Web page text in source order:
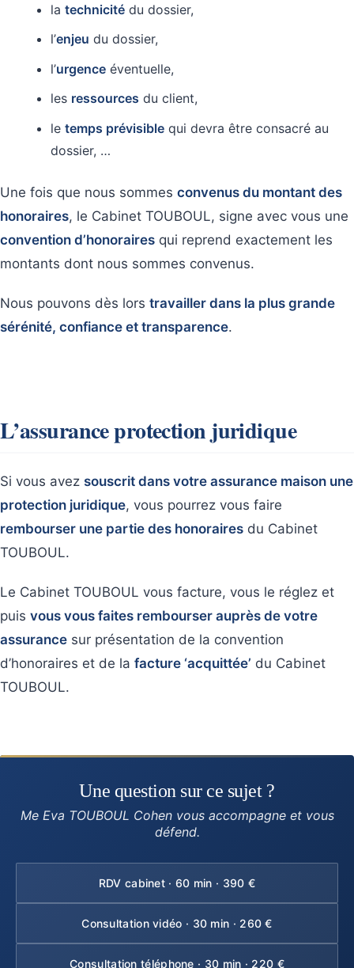
la technicité du dossier,
l’enjeu du dossier,
l’urgence éventuelle,
les ressources du client,
le temps prévisible qui devra être consacré au
dossier, …
Une fois que nous sommes convenus du montant des
honoraires, le Cabinet TOUBOUL, signe avec vous une
convention d’honoraires qui reprend exactement les
montants dont nous sommes convenus.
Nous pouvons dès lors travailler dans la plus grande
sérénité, confiance et transparence.
L’assurance protection juridique
Si vous avez souscrit dans votre assurance maison une
protection juridique, vous pourrez vous faire
rembourser une partie des honoraires du Cabinet
TOUBOUL.
Le Cabinet TOUBOUL vous facture, vous le réglez et
puis vous vous faites rembourser auprès de votre
assurance sur présentation de la convention
d’honoraires et de la facture ‘acquittée’ du Cabinet
TOUBOUL.
Une question sur ce sujet ?
Me Eva TOUBOUL Cohen vous accompagne et vous
défend.
RDV cabinet · 60 min · 390 €
Consultation vidéo · 30 min · 260 €
Consultation téléphone · 30 min · 220 €